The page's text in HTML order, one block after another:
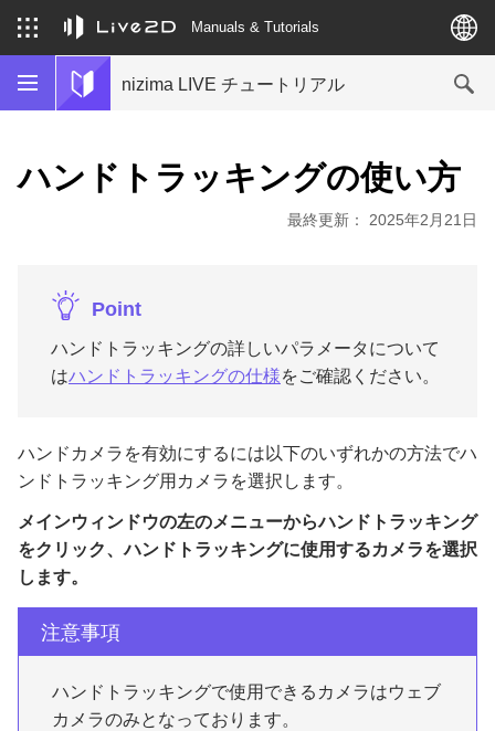
Manuals & Tutorials
nizima LIVE チュートリアル
ハンドトラッキングの使い方
最終更新： 2025年2月21日
Point
ハンドトラッキングの詳しいパラメータについて
はハンドトラッキングの仕様をご確認ください。
ハンドカメラを有効にするには以下のいずれかの方法でハ
ンドトラッキング用カメラを選択します。
メインウィンドウの左のメニューからハンドトラッキング
をクリック、ハンドトラッキングに使用するカメラを選択
します。
注意事項
ハンドトラッキングで使用できるカメラはウェブ
カメラのみとなっております。